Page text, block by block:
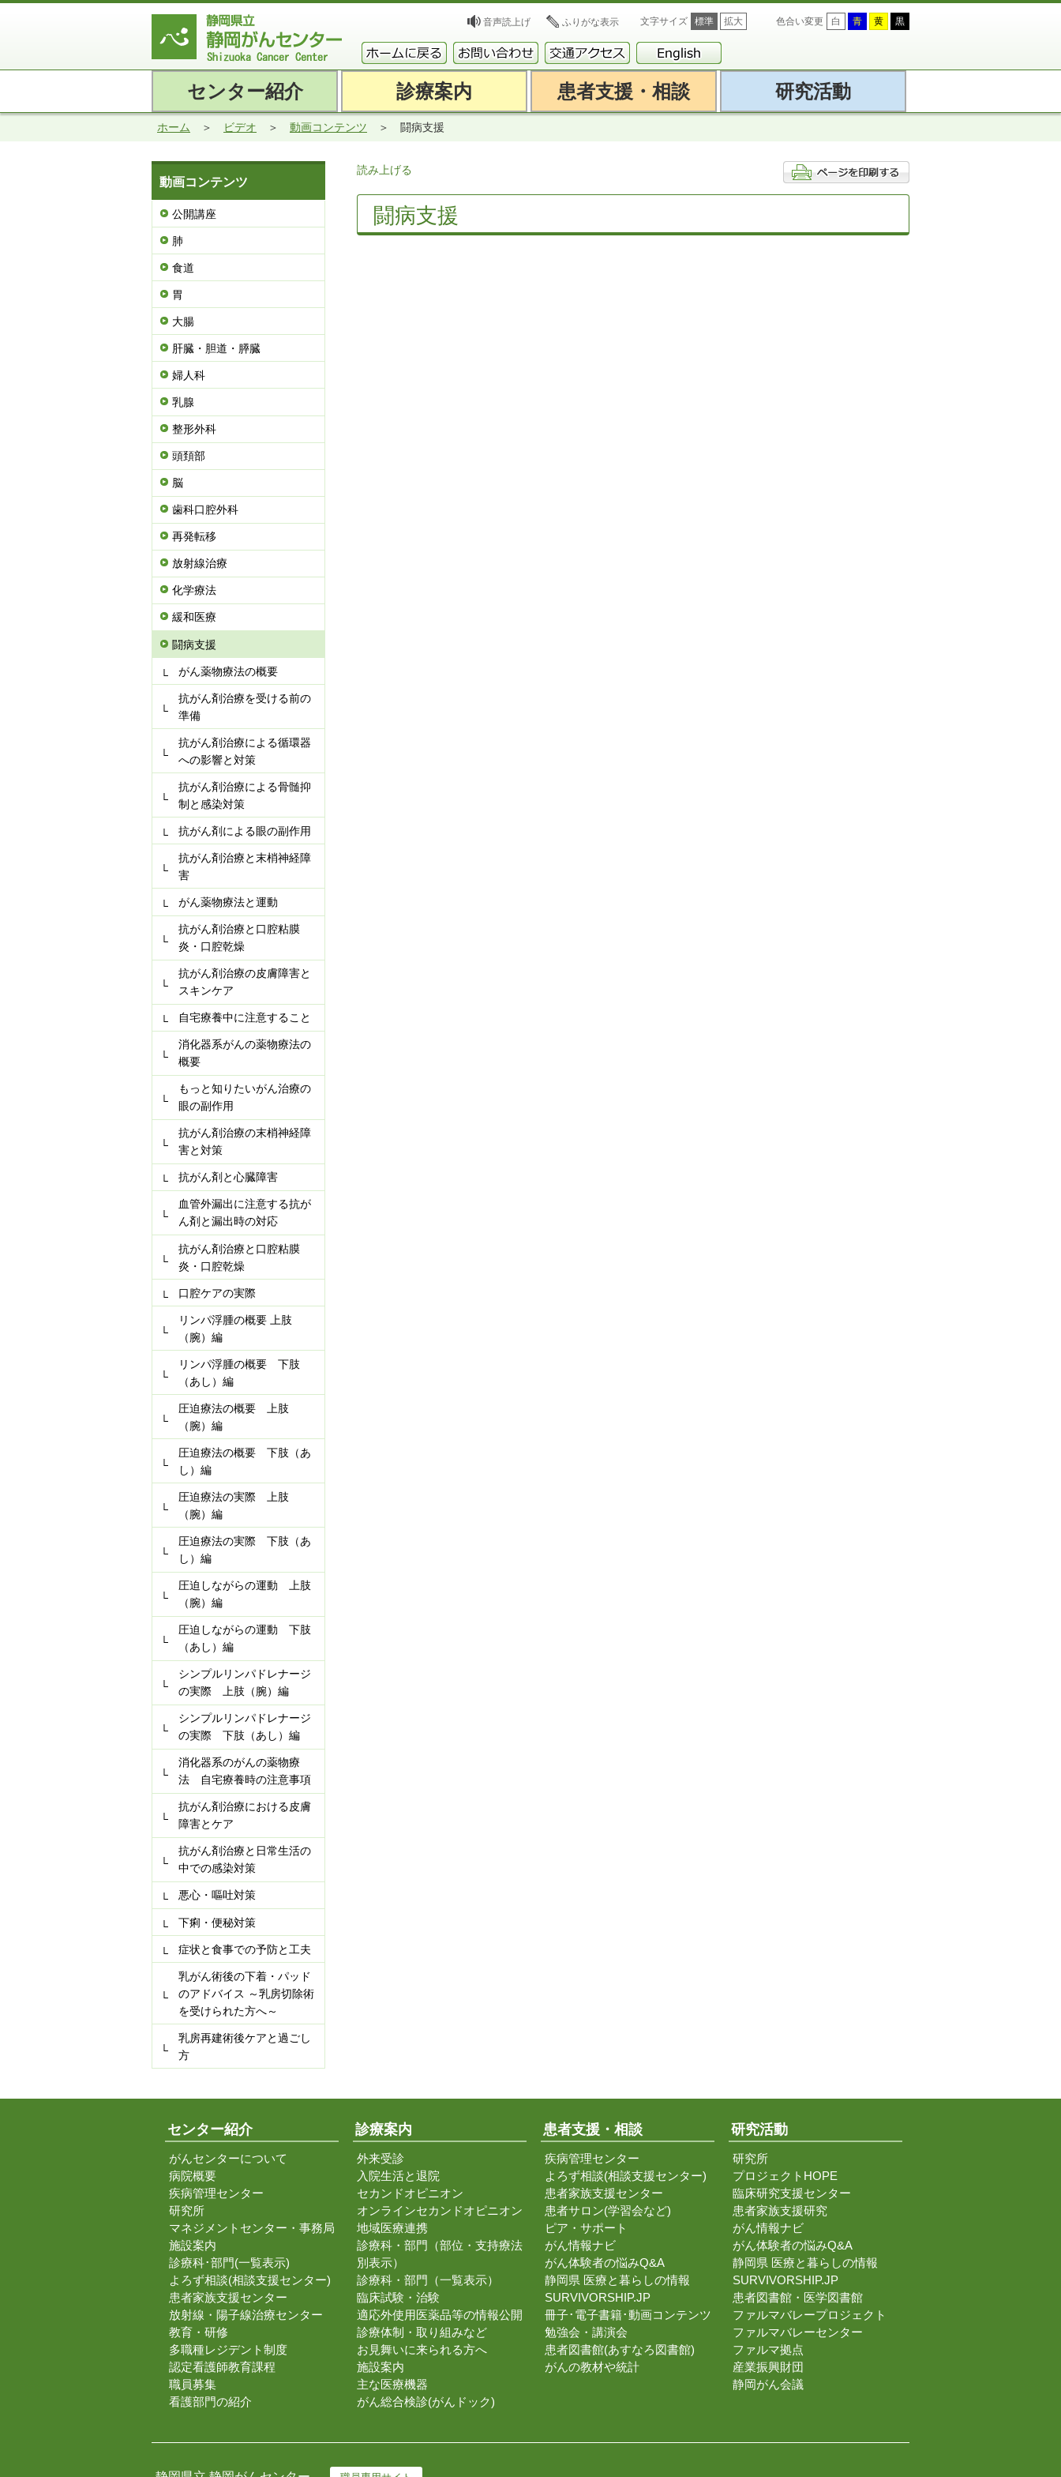
音声読上げ ふりがな表示 文字サイズ 標準 拡大 色合い変更 白 青 黄 黒
センター紹介 診療案内 患者支援・相談 研究活動
ホーム ビデオ 動画コンテンツ 闘病支援
読み上げる
闘病支援
動画コンテンツ
公開講座
肺
食道
胃
大腸
肝臓・胆道・膵臓
婦人科
乳腺
整形外科
頭頚部
脳
歯科口腔外科
再発転移
放射線治療
化学療法
緩和医療
闘病支援
がん薬物療法の概要
抗がん剤治療を受ける前の
準備
抗がん剤治療による循環器
への影響と対策
抗がん剤治療による骨髄抑
制と感染対策
抗がん剤による眼の副作用
抗がん剤治療と末梢神経障
害
がん薬物療法と運動
抗がん剤治療と口腔粘膜
炎・口腔乾燥
抗がん剤治療の皮膚障害と
スキンケア
自宅療養中に注意すること
消化器系がんの薬物療法の
概要
もっと知りたいがん治療の
眼の副作用
抗がん剤治療の末梢神経障
害と対策
抗がん剤と心臓障害
血管外漏出に注意する抗が
ん剤と漏出時の対応
抗がん剤治療と口腔粘膜
炎・口腔乾燥
口腔ケアの実際
リンパ浮腫の概要 上肢
（腕）編
リンパ浮腫の概要 下肢
（あし）編
圧迫療法の概要 上肢
（腕）編
圧迫療法の概要 下肢（あ
し）編
圧迫療法の実際 上肢
（腕）編
圧迫療法の実際 下肢（あ
し）編
圧迫しながらの運動 上肢
（腕）編
圧迫しながらの運動 下肢
（あし）編
シンプルリンパドレナージ
の実際 上肢（腕）編
シンプルリンパドレナージ
の実際 下肢（あし）編
消化器系のがんの薬物療
法 自宅療養時の注意事項
抗がん剤治療における皮膚
障害とケア
抗がん剤治療と日常生活の
中での感染対策
悪心・嘔吐対策
下痢・便秘対策
症状と食事での予防と工夫
乳がん術後の下着・パッド
のアドバイス ～乳房切除術
を受けられた方へ～
乳房再建術後ケアと過ごし
方
センター紹介
がんセンターについて
病院概要
疾病管理センター
研究所
マネジメントセンター・事務局
施設案内
診療科･部門(一覧表示)
よろず相談(相談支援センター)
患者家族支援センター
放射線・陽子線治療センター
教育・研修
多職種レジデント制度
認定看護師教育課程
職員募集
看護部門の紹介
診療案内
外来受診
入院生活と退院
セカンドオピニオン
オンラインセカンドオピニオン
地域医療連携
診療科・部門（部位・支持療法
別表示）
診療科・部門（一覧表示）
臨床試験・治験
適応外使用医薬品等の情報公開
診療体制・取り組みなど
お見舞いに来られる方へ
施設案内
主な医療機器
がん総合検診(がんドック)
患者支援・相談
疾病管理センター
よろず相談(相談支援センター)
患者家族支援センター
患者サロン(学習会など)
ピア・サポート
がん情報ナビ
がん体験者の悩みQ&A
静岡県 医療と暮らしの情報
SURVIVORSHIP.JP
冊子･電子書籍･動画コンテンツ
勉強会・講演会
患者図書館(あすなろ図書館)
がんの教材や統計
研究活動
研究所
プロジェクトHOPE
臨床研究支援センター
患者家族支援研究
がん情報ナビ
がん体験者の悩みQ&A
静岡県 医療と暮らしの情報
SURVIVORSHIP.JP
患者図書館・医学図書館
ファルマバレープロジェクト
ファルマバレーセンター
ファルマ拠点
産業振興財団
静岡がん会議